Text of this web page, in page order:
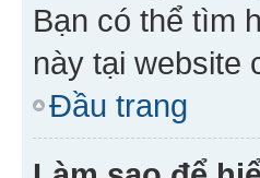
Bạn có thể tìm
này tại website
Đầu trang